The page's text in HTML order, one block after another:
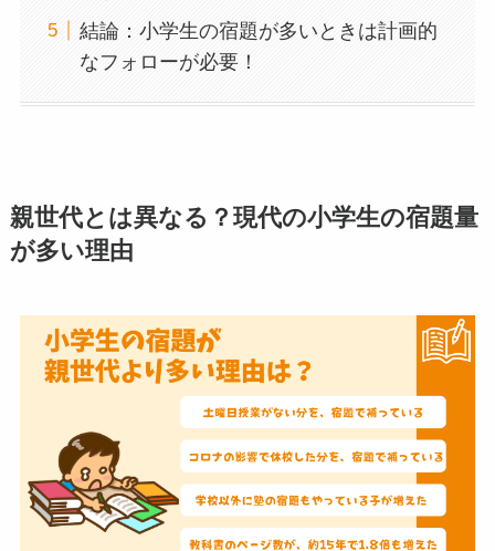
結論：小学生の宿題が多いときは計画的
なフォローが必要！
親世代とは異なる？現代の小学生の宿題量
が多い理由